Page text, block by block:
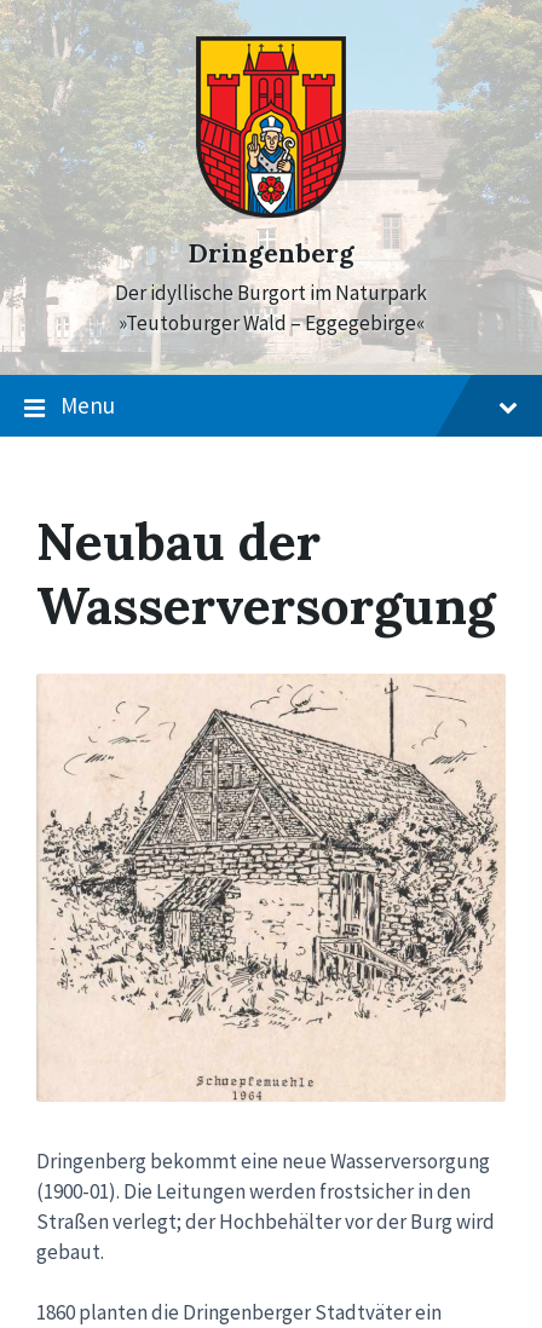
Skip
to
content
Skip
to
main
navigation
Skip
to
footer
Dringenberg
Der idyllische Burgort im Naturpark
»Teutoburger Wald – Eggegebirge«
Menu
Neubau der
Wasserversorgung
Dringenberg bekommt eine neue Wasserversorgung
(1900-01). Die Leitungen werden frostsicher in den
Straßen verlegt; der Hochbehälter vor der Burg wird
gebaut.
1860 planten die Dringenberger Stadtväter ein